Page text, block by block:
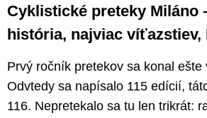
Cyklistické preteky Miláno
história, najviac víťazstiev,
Prvý ročník pretekov sa konal ešte
Odvtedy sa napísalo 115 edícií,
116. Nepretekalo sa tu len trikrát: